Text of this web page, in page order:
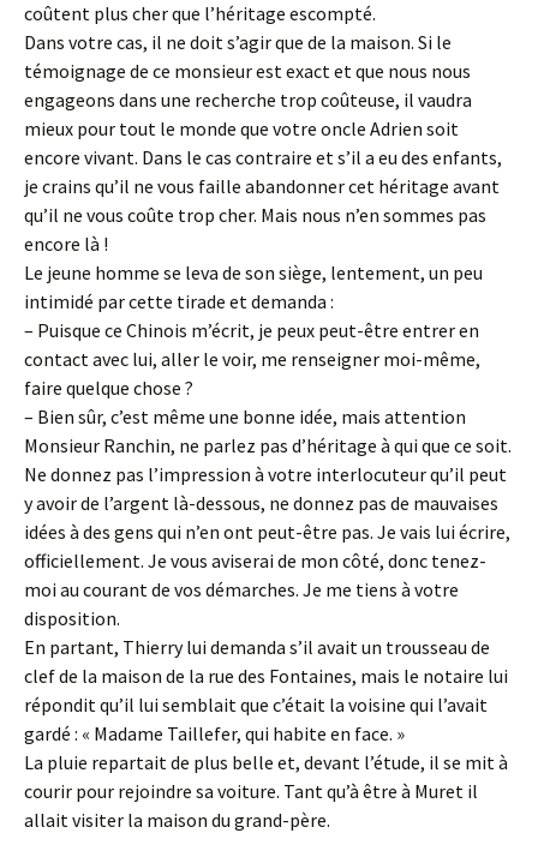
coûtent plus cher que l’héritage escompté.
Dans votre cas, il ne doit s’agir que de la maison. Si le
témoignage de ce monsieur est exact et que nous nous
engageons dans une recherche trop coûteuse, il vaudra
mieux pour tout le monde que votre oncle Adrien soit
encore vivant. Dans le cas contraire et s’il a eu des enfants,
je crains qu’il ne vous faille abandonner cet héritage avant
qu’il ne vous coûte trop cher. Mais nous n’en sommes pas
encore là !
Le jeune homme se leva de son siège, lentement, un peu
intimidé par cette tirade et demanda :
– Puisque ce Chinois m’écrit, je peux peut-être entrer en
contact avec lui, aller le voir, me renseigner moi-même,
faire quelque chose ?
– Bien sûr, c’est même une bonne idée, mais attention
Monsieur Ranchin, ne parlez pas d’héritage à qui que ce soit.
Ne donnez pas l’impression à votre interlocuteur qu’il peut
y avoir de l’argent là-dessous, ne donnez pas de mauvaises
idées à des gens qui n’en ont peut-être pas. Je vais lui écrire,
officiellement. Je vous aviserai de mon côté, donc tenez-
moi au courant de vos démarches. Je me tiens à votre
disposition.
En partant, Thierry lui demanda s’il avait un trousseau de
clef de la maison de la rue des Fontaines, mais le notaire lui
répondit qu’il lui semblait que c’était la voisine qui l’avait
gardé : « Madame Taillefer, qui habite en face. »
La pluie repartait de plus belle et, devant l’étude, il se mit à
courir pour rejoindre sa voiture. Tant qu’à être à Muret il
allait visiter la maison du grand-père.